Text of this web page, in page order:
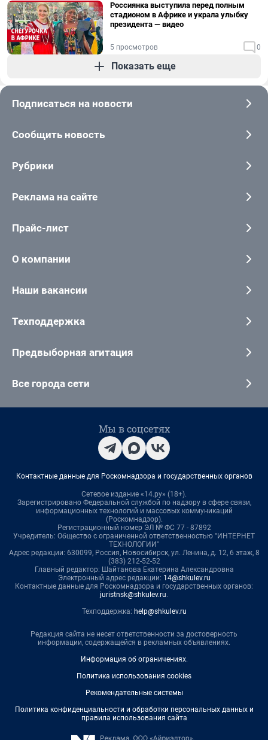
Россиянка выступила перед полным
стадионом в Африке и украла улыбку
президента — видео
5 просмотров 0
Показать еще
Подписаться на новости
Сообщить новость
Рубрики
Реклама на сайте
Прайс-лист
О компании
Наши вакансии
Техподдержка
Предвыборная агитация
Все города сети
Мы в соцсетях
Контактные данные для Роскомнадзора и государственных органов
Сетевое издание «14.ру» (18+).
Зарегистрировано Федеральной службой по надзору в сфере связи,
информационных технологий и массовых коммуникаций
(Роскомнадзор).
Регистрационный номер ЭЛ № ФС 77 - 87892
Учредитель: Общество с ограниченной ответственностью "ИНТЕРНЕТ
ТЕХНОЛОГИИ"
Адрес редакции: 630099, Россия, Новосибирск, ул. Ленина, д. 12, 6 этаж, 8
(383) 212-52-52
Главный редактор: Шайтанова Екатерина Александровна
Электронный адрес редакции: 14@shkulev.ru
Контактные данные для Роскомнадзора и государственных органов:
juristnsk@shkulev.ru.
Техподдержка: help@shkulev.ru
Редакция сайта не несет ответственности за достоверность
информации, содержащейся в рекламных объявлениях.
Информация об ограничениях.
Политика использования cookies
Рекомендательные системы
Политика конфиденциальности и обработки персональных данных и
правила использования сайта